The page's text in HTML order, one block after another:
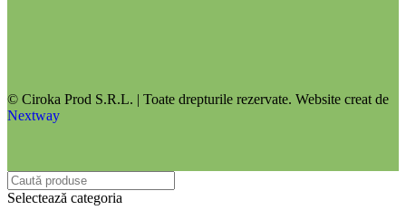
© Ciroka Prod S.R.L. | Toate drepturile rezervate. Website creat de
Nextway
Selectează categoria